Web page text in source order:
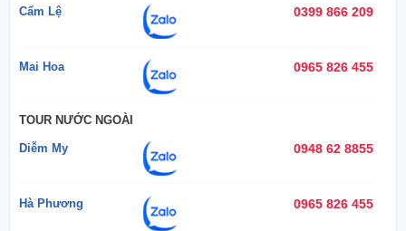
Cẩm Lệ 0399 866 209
Mai Hoa 0965 826 455
TOUR NƯỚC NGOÀI
Diễm My 0948 62 8855
Hà Phương 0965 826 455